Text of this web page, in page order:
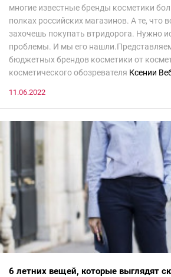
многие известные бренды косметики
полках российских магазинов. А те, что
захочешь покупать втридорога. Нужно
проблемы. И мы его
бюджетных брендов косметики от
косметического обозревателя Ксении
11.06.2022
6 летних вещей, которые выглядят